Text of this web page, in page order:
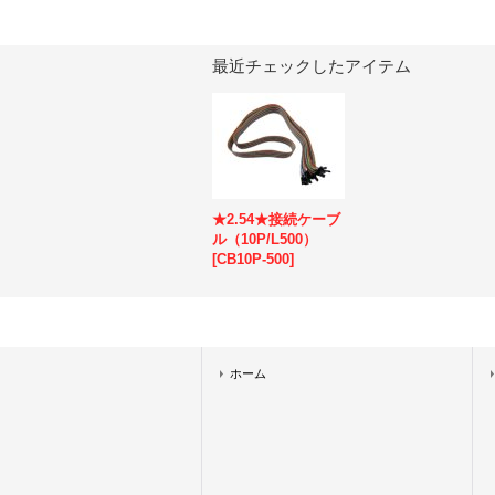
最近チェックしたアイテム
★2.54★接続ケーブ
ル（10P/L500）
[CB10P-500]
ホーム